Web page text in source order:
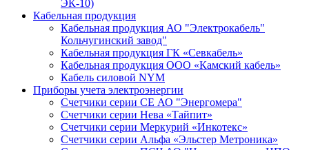
ЭК-10)
Кабельная продукция
Кабельная продукция АО "Электрокабель"
Кольчугинский завод"
Кабельная продукция ГК «Севкабель»
Кабельная продукция ООО «Камский кабель»
Кабель силовой NYM
Приборы учета электроэнергии
Счетчики серии СЕ АО "Энергомера"
Счетчики серии Нева «Тайпит»
Счетчики серии Меркурий «Инкотекс»
Счетчики серии Альфа «Эльстер Метроника»